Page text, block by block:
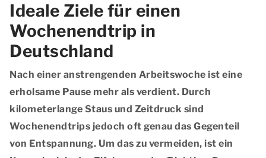
Ideale Ziele für einen
Wochenendtrip in
Deutschland
Nach einer anstrengenden Arbeitswoche ist eine
erholsame Pause mehr als verdient. Durch
kilometerlange Staus und Zeitdruck sind
Wochenendtrips jedoch oft genau das Gegenteil
von Entspannung. Um das zu vermeiden, ist ein